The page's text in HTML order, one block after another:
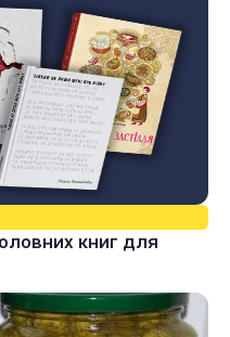
книг для